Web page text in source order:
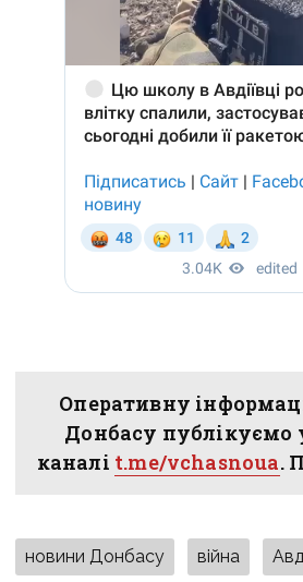
Оперативну
Донбасу публікуємо
каналі t.me/vchasnoua.
новини Донбасу війна